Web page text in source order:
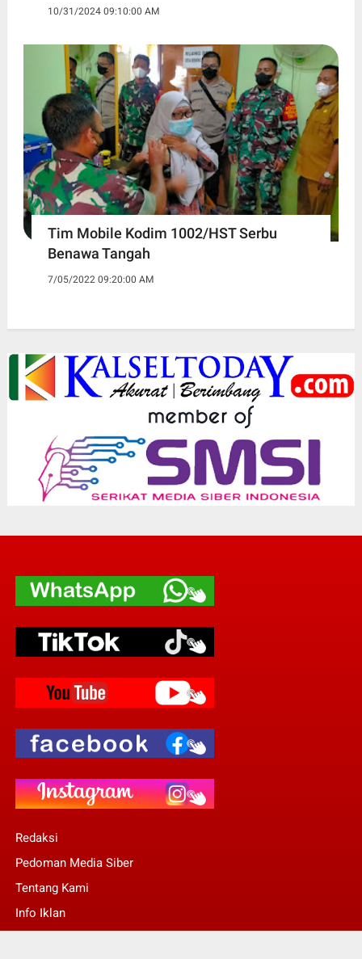
10/31/2024 09:10:00 AM
Tim Mobile Kodim 1002/HST Serbu
Benawa Tangah
7/05/2022 09:20:00 AM
Redaksi
Pedoman Media Siber
Tentang Kami
Info Iklan